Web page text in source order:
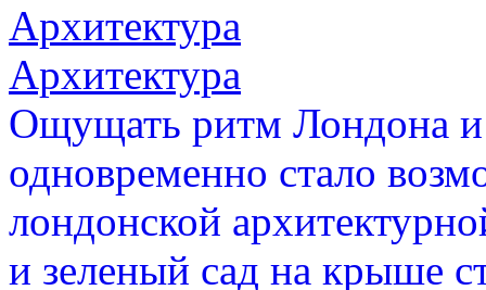
Архитектура
Архитектура
Ощущать ритм Лондона и
одновременно стало
лондонской
и зеленый сад на крыше